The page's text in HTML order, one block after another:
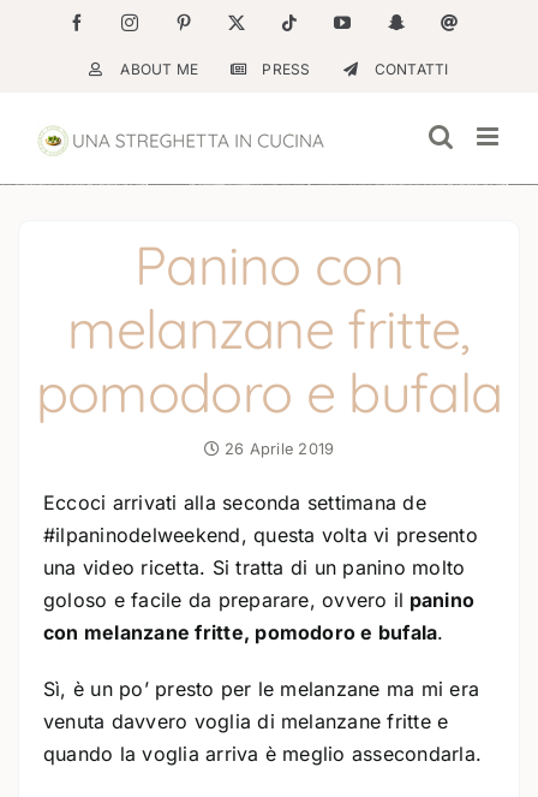
contenuto
FacebookInstagramPinterest Tiktok YouTubeSnapchatEmail
ABOUT ME PRESS CONTATTI
Panino con
melanzane fritte,
pomodoro e bufala
26 Aprile 2019
Eccoci arrivati alla seconda settimana de
#ilpaninodelweekend, questa volta vi presento
una video ricetta. Si tratta di un panino molto
goloso e facile da preparare, ovvero il panino
con melanzane fritte, pomodoro e bufala.
Sì, è un po’ presto per le melanzane ma mi era
venuta davvero voglia di melanzane fritte e
quando la voglia arriva è meglio assecondarla.